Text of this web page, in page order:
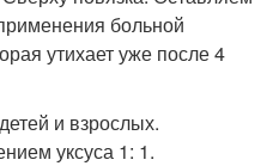
больной
утихает уже после 4
и взрослых.
уксуса 1: 1.